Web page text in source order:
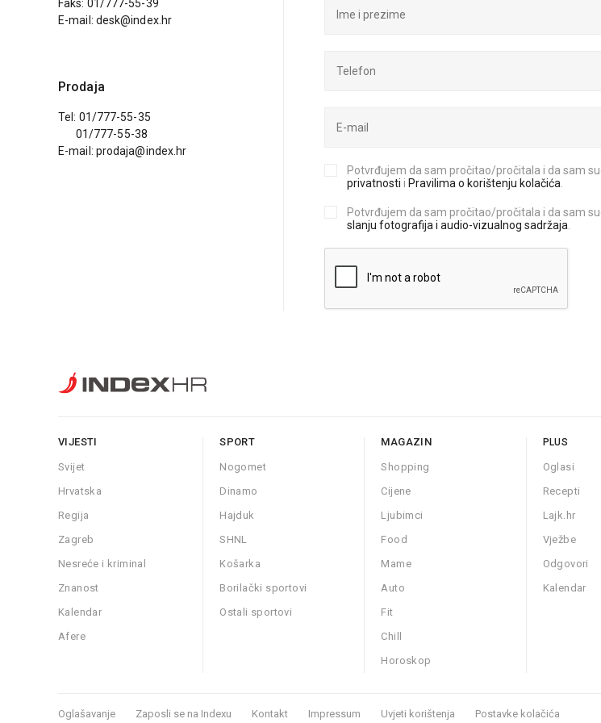
Faks: 01/777-55-39
E-mail: desk@index.hr
Prodaja
Tel: 01/777-55-35
01/777-55-38
E-mail: prodaja@index.hr
Potvrđujem da sam pročitao/pročitala i da sam
privatnosti i Pravilima o korištenju kolačića
Potvrđujem da sam pročitao/pročitala i da sam
slanju fotografija i audio-vizualnog sadržaja
VIJESTI
Svijet
Hrvatska
Regija
Zagreb
Nesreće i kriminal
Znanost
Kalendar
Afere
SPORT
Nogomet
Dinamo
Hajduk
SHNL
Košarka
Borilački sportovi
Ostali sportovi
MAGAZIN
Shopping
Cijene
Ljubimci
Food
Mame
Auto
Fit
Chill
Horoskop
PLUS
Oglasi
Recepti
Lajk.hr
Vježbe
Odgovori
Kalendar
Oglašavanje Zaposli se na Indexu Kontakt Impressum Uvjeti korištenja Postavke kolačića